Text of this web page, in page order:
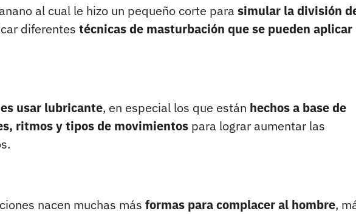
al cual le hizo un pequeño corte para simular la división
diferentes técnicas de masturbación que se pueden aplicar
usar lubricante, en especial los que están hechos a base de
ritmos y tipos de movimientos para lograr aumentar las
nacen muchas más formas para complacer al hombre,